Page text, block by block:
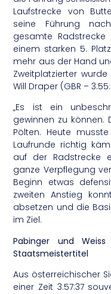
Laufstrecke von
seine Führung
gesamte
einem starken 5.
mehr aus der Hand
Zweitplatzierter
Will Draper (GBR –
„Es ist ein
gewinnen zu können.
Pölten. Heute
Laufrunde richtig
auf der Radstrecke
ganze Verpflegung
Beginn etwas
zweiten Anstieg
absetzen und die
im Ziel.
Pabinger und
Staatsmeistertitel
Aus österreichischer
einer Zeit 3:57:37